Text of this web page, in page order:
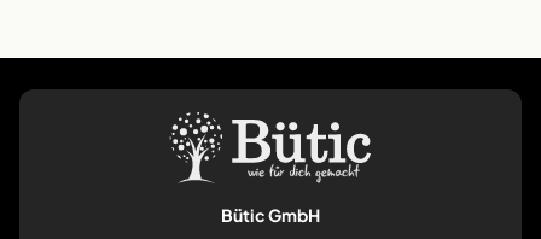
Bütic GmbH